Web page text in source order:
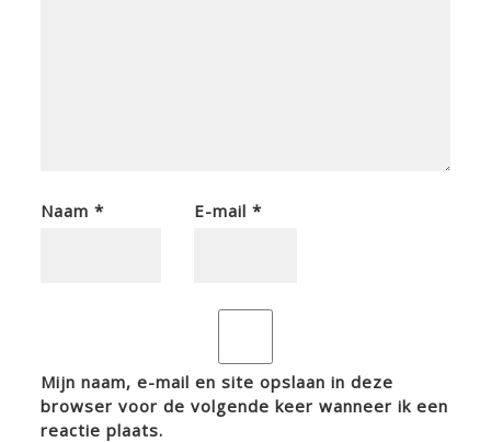
Naam* E-mail *
Mijn naam, e-mail en site opslaan in deze
browser voor de volgende keer wanneer ik een
reactie plaats.